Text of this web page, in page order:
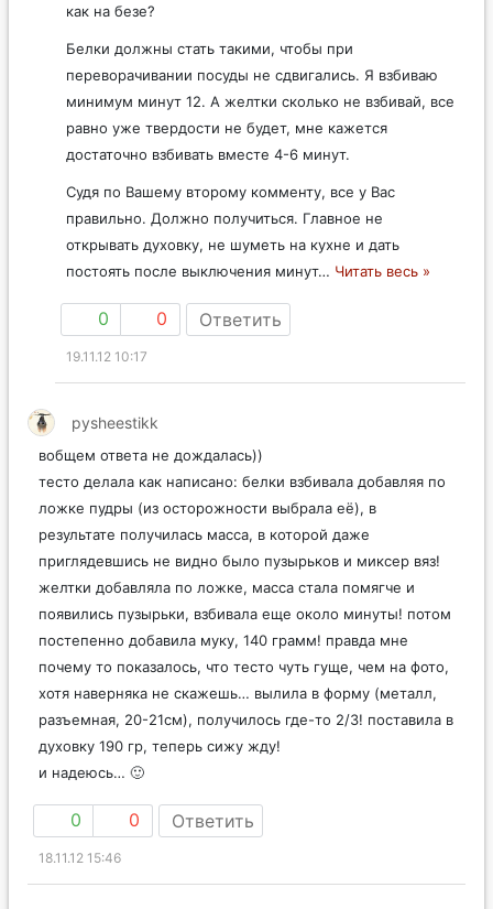
как на безе?
Белки должны стать такими, чтобы при
переворачивании посуды не сдвигались. Я взбиваю
минимум минут 12. А желтки сколько не взбивай, все
равно уже твердости не будет, мне кажется
достаточно взбивать вместе 4-6 минут.
Судя по Вашему второму комменту, все у Вас
правильно. Должно получиться. Главное не
открывать духовку, не шуметь на кухне и дать
постоять после выключения минут… Читать весь »
0 0 Ответить
19.11.12 10:17
pysheestikk
вобщем ответа не дождалась))
тесто делала как написано: белки взбивала добавляя по
ложке пудры (из осторожности выбрала её), в
результате получилась масса, в которой даже
приглядевшись не видно было пузырьков и миксер вяз!
желтки добавляла по ложке, масса стала помягче и
появились пузырьки, взбивала еще около минуты! потом
постепенно добавила муку, 140 грамм! правда мне
почему то показалось, что тесто чуть гуще, чем на фото,
хотя наверняка не скажешь… вылила в форму (металл,
разъемная, 20-21см), получилось где-то 2/3! поставила в
духовку 190 гр, теперь сижу жду!
и надеюсь… 🙂
0 0 Ответить
18.11.12 15:46